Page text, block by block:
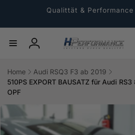
Qualittät &
Einloggen
Home
Audi RSQ3 F3 ab 2019
510PS EXPORT BAUSATZ für Audi
OPF